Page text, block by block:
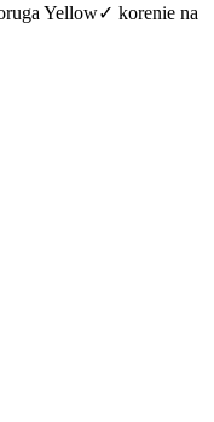
Yellow✓ korenie na